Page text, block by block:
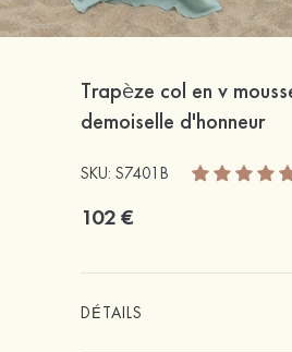
Trapèze col en v
demoiselle d'honneur
SKU: S7401B
102 €
DÉTAILS